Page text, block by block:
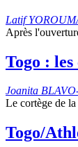
Latif
Après
Togo :
Joanita
Le cortège de
Togo/